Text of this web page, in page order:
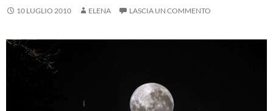
10 LUGLIO 2010 ELENA LASCIA UN COMMENTO